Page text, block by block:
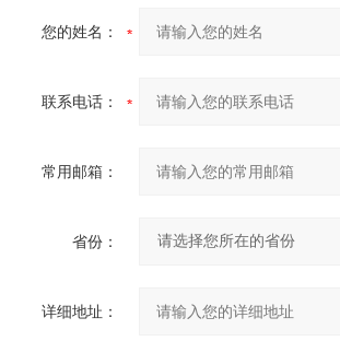
您的姓名：
联系电话：
常用邮箱：
省份：
详细地址：